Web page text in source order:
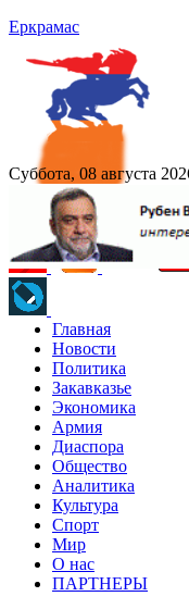
Еркрамас
Суббота, 08 августа
Главная
Новости
Политика
Закавказье
Экономика
Армия
Диаспора
Общество
Аналитика
Культура
Спорт
Мир
О нас
ПАРТНЕРЫ